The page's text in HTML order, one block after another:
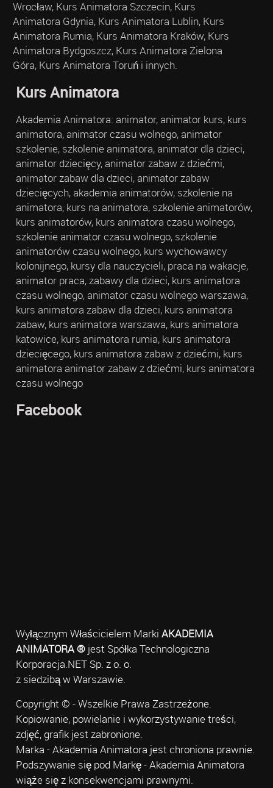
Wrocław, Kurs Animatora Szczecin, Kurs
Animatora Gdynia, Kurs Animatora Lublin, Kurs
Animatora Rumia, Kurs Animatora Kraków, Kurs
Animatora Bydgoszcz, Kurs Animatora Zielona
Góra, Kurs Animatora Toruń i innych.
Kurs Animatora
Akademia Animatora: animator, animator kurs, kurs
animatora, animator czasu wolnego, animator
szkolenie, szkolenie animatora, animator dla dzieci,
animator dziecięcy, animator zabaw z dziećmi,
animator zabaw dla dzieci, animator zabaw
dziecięcych, akademia animatorów, szkolenie na
animatora, kurs na animatora, szkolenie animatorów,
kurs animatorów, kurs animatora czasu wolnego,
szkolenie animator czasu wolnego, szkolenie
animatorów czasu wolnego, kurs wychowawcy
kolonijnego, kursy dla nauczycieli, praca na wakacje,
animator praca, zabawy dla dzieci, kurs animatora
czasu wolnego, animator czasu wolnego warszawa,
kurs animatora zabaw dla dzieci, kurs animatora
zabaw, kurs animatora warszawa, kurs animatora
katowice, kurs animatora rumia, kurs animatora
dziecięcego, kurs animatora zabaw z dziećmi, kurs
animatora animator zabaw z dziećmi, kurs animatora
czasu wolnego
Facebook
Wyłącznym Właścicielem Marki AKADEMIA
ANIMATORA ®jest Spółka Technologiczna
Korporacja.NET Sp. z o. o.
z siedzibą w Warszawie.
Copyright © - Wszelkie Prawa Zastrzeżone.
Kopiowanie, powielanie i wykorzystywanie treści,
zdjęć, grafik jest zabronione.
Marka - Akademia Animatora jest chroniona prawnie.
Podszywanie się pod Markę - Akademia Animatora
wiąże się z konsekwencjami prawnymi.